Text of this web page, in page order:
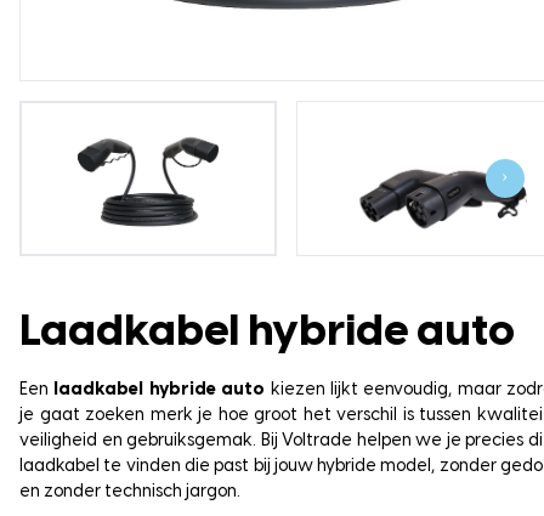
›
Laadkabel hybride auto
Een laadkabel hybride auto kiezen lijkt eenvoudig, maar
je gaat zoeken merk je hoe groot het verschil is tussen
veiligheid en gebruiksgemak. Bij Voltrade helpen we je precies
laadkabel te vinden die past bij jouw hybride model, zonder
en zonder technisch jargon.